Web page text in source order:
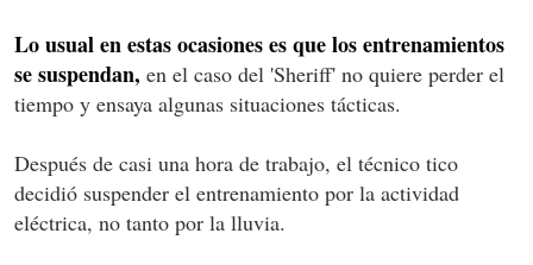
Lo usual en estas ocasiones es que los entrenamientos
se suspendan, en el caso del 'Sheriff' no quiere perder el
tiempo y ensaya algunas situaciones tácticas.
Después de casi una hora de trabajo, el técnico tico
decidió suspender el entrenamiento por la actividad
eléctrica, no tanto por la lluvia.